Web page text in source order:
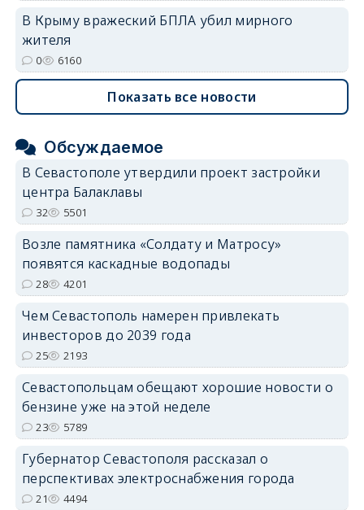
В Крыму вражеский БПЛА убил мирного
жителя
0 6160
Показать все новости
Обсуждаемое
В Севастополе утвердили проект застройки
центра Балаклавы
32 5501
Возле памятника «Солдату и Матросу»
появятся каскадные водопады
28 4201
Чем Севастополь намерен привлекать
инвесторов до 2039 года
25 2193
Севастопольцам обещают хорошие новости о
бензине уже на этой неделе
23 5789
Губернатор Севастополя рассказал о
перспективах электроснабжения города
21 4494